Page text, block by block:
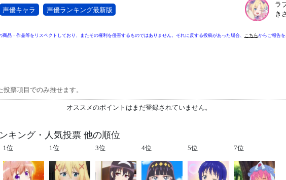
声優キャラ 声優ランキング最新版
ラ
き
品・作品等をリスペクトしており、またその権利を侵害するものではありません。それに反する投稿があった場合、 こちらからご報告を
票項目でのみ推せます。
オススメのポイントはまだ登録されていません。
キング・人気投票 他の順位
1位 1位 3位 4位 5位 7位